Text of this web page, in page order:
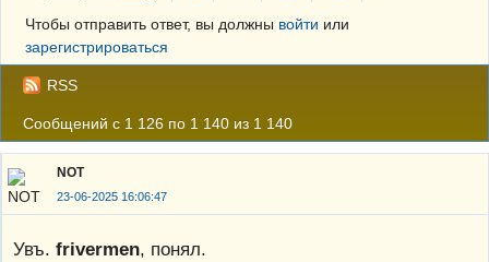
Чтобы отправить ответ, вы должны войти или
зарегистрироваться
RSS
Сообщений с 1 126 по 1 140 из 1 140
NOT
23-06-2025 16:06:47
Увъ. frivermen, понял.